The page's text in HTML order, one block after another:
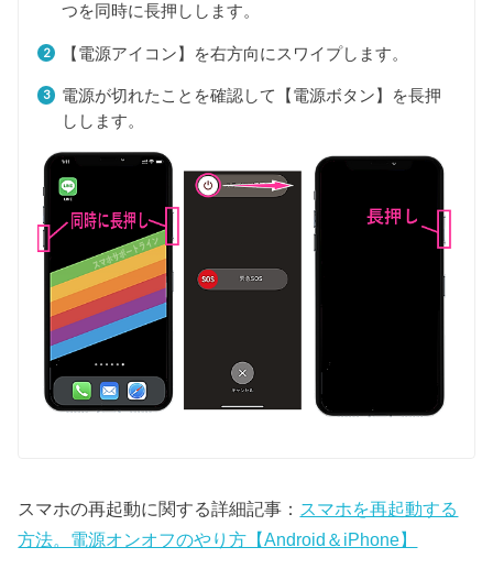
つを同時に長押しします。
【電源アイコン】を右方向にスワイプします。
電源が切れたことを確認して【電源ボタン】を長押
しします。
スマホの再起動に関する詳細記事： スマホを再起動する
方法。電源オンオフのやり方【Android＆iPhone】